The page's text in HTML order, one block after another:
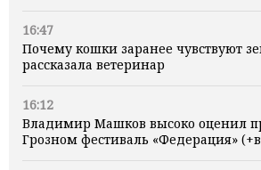
16:47
Почему кошки заранее чувствуют
рассказала ветеринар
16:12
Владимир Машков высоко оценил
Грозном фестиваль «Федерация»